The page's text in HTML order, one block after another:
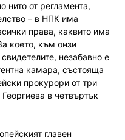
нито от регламента,
– в НПК има
права, каквито има
което, към онзи
незабавно е
камара, състояща
прокурори от три
в четвъртък
главен